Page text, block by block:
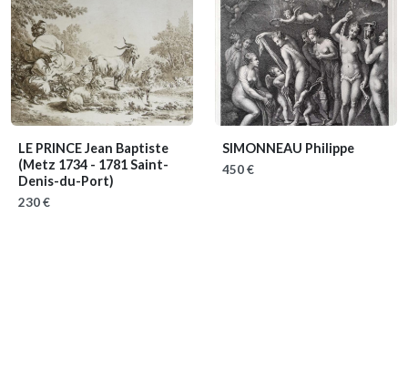
LE PRINCE Jean Baptiste
(Metz 1734 - 1781 Saint-
Denis-du-Port)
230 €
SIMONNEAU Philippe
450 €